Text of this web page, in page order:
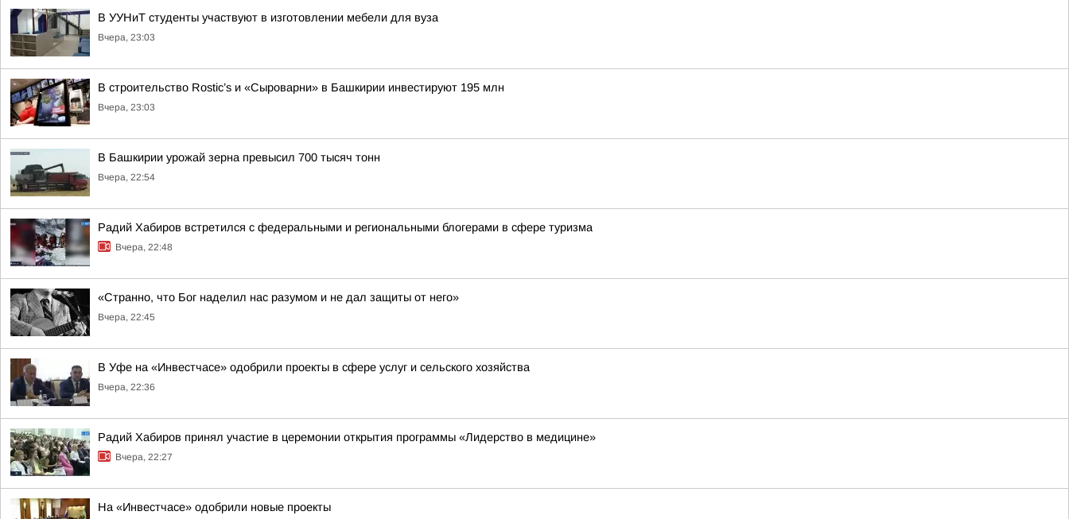
В УУНиТ студенты участвуют в изготовлении мебели для вуза
Вчера, 23:03
В строительство Rostic’s и «Сыроварни» в Башкирии инвестируют 195 млн
Вчера, 23:03
В Башкирии урожай зерна превысил 700 тысяч тонн
Вчера, 22:54
Радий Хабиров встретился с федеральными и региональными блогерами в сфере туризма
Вчера, 22:48
«Странно, что Бог наделил нас разумом и не дал защиты от него»
Вчера, 22:45
В Уфе на «Инвестчасе» одобрили проекты в сфере услуг и сельского хозяйства
Вчера, 22:36
Радий Хабиров принял участие в церемонии открытия программы «Лидерство в медицине»
Вчера, 22:27
На «Инвестчасе» одобрили новые проекты